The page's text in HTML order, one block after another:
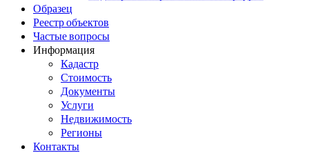
Образец
Реестр объектов
Частые вопросы
Информация
Кадастр
Стоимость
Документы
Услуги
Недвижимость
Регионы
Контакты